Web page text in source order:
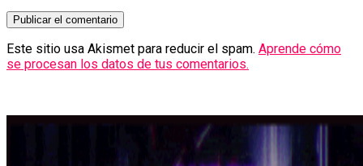
Este sitio usa Akismet para reducir el spam. Aprende cómo
se procesan los datos de tus comentarios.